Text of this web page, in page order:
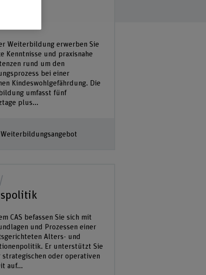
im
Weiterbildung erwerben Sie
Kenntnisse und praxisnahe
rund um den
bei einer
Kindeswohlgefährdung. Die
umfasst fünf
plus...
Weiterbildungsangebot
CAS befassen Sie sich mit
und Prozessen einer
Alters- und
Er unterstützt Sie
strategischen oder operativen
auf...